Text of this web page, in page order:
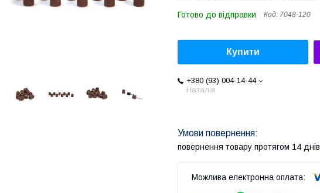
Готово до відправки Код: 7048-120
Купити
+380 (93) 004-14-44
Наталія
повернення товару протягом 14 днів